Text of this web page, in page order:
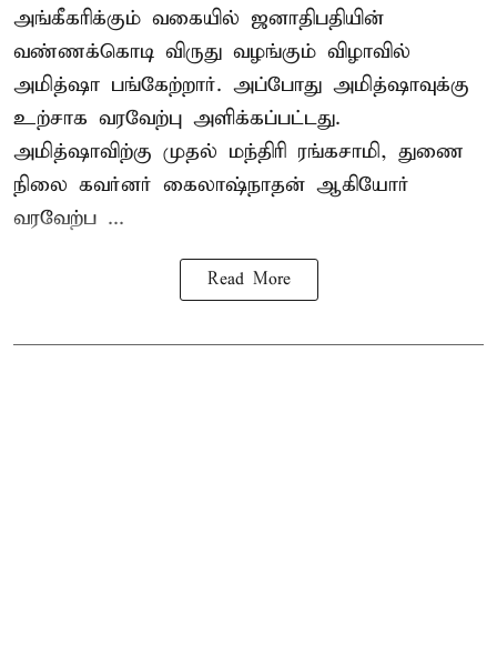
அங்கீகரிக்கும் வகையில் ஜனாதிபதியின்
வண்ணக்கொடி விருது வழங்கும் விழாவில்
அமித்ஷா பங்கேற்றார். அப்போது அமித்ஷாவுக்கு
உற்சாக வரவேற்பு அளிக்கப்பட்டது.
அமித்ஷாவிற்கு முதல் மந்திரி ரங்கசாமி, துணை
நிலை கவர்னர் கைலாஷ்நாதன் ஆகியோர்
வரவேற்ப ...
Read More